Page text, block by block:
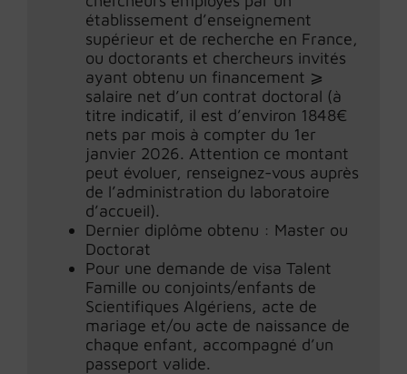
établissement d’enseignement
supérieur et de recherche en France,
ou doctorants et chercheurs invités
ayant obtenu un financement ⩾
salaire net d’un contrat doctoral (à
titre indicatif, il est d’environ 1848€
nets par mois à compter du 1er
janvier 2026. Attention ce montant
peut évoluer, renseignez-vous auprès
de l’administration du laboratoire
d’accueil).
Dernier diplôme obtenu : Master ou
Doctorat
Pour une demande de visa Talent
Famille ou conjoints/enfants de
Scientifiques Algériens, acte de
mariage et/ou acte de naissance de
chaque enfant, accompagné d’un
passeport valide.